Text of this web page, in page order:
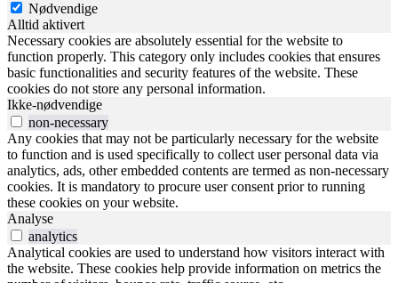
Nødvendige
Alltid aktivert
Necessary cookies are absolutely essential for the website to
function properly. This category only includes cookies that ensures
basic functionalities and security features of the website. These
cookies do not store any personal information.
Ikke-nødvendige
non-necessary
Any cookies that may not be particularly necessary for the website
to function and is used specifically to collect user personal data via
analytics, ads, other embedded contents are termed as non-necessary
cookies. It is mandatory to procure user consent prior to running
these cookies on your website.
Analyse
analytics
Analytical cookies are used to understand how visitors interact with
the website. These cookies help provide information on metrics the